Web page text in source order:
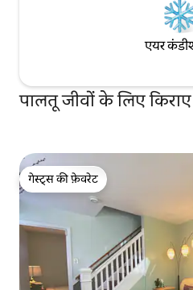
एयर
पालतू जीवों के लिए
गेस्ट्स की फ़ेवरेट
गेस्ट्स की फ़ेवरेट